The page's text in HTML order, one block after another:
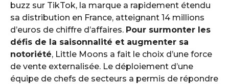
buzz sur TikTok, la marque a rapidement étendu
sa distribution en France, atteignant 14 millions
d’euros de chiffre d’affaires. Pour surmonter les
défis de la saisonnalité et augmenter sa
notoriété, Little Moons a fait le choix d’une force
de vente externalisée. Le déploiement d’une
équipe de chefs de secteurs a permis de répondre